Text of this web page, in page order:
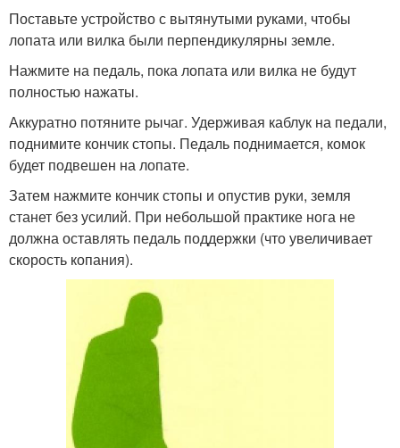
Поставьте устройство с вытянутыми руками, чтобы
лопата или вилка были перпендикулярны земле.
Нажмите на педаль, пока лопата или вилка не будут
полностью нажаты.
Аккуратно потяните рычаг. Удерживая каблук на педали,
поднимите кончик стопы. Педаль поднимается, комок
будет подвешен на лопате.
Затем нажмите кончик стопы и опустив руки, земля
станет без усилий. При небольшой практике нога не
должна оставлять педаль поддержки (что увеличивает
скорость копания).